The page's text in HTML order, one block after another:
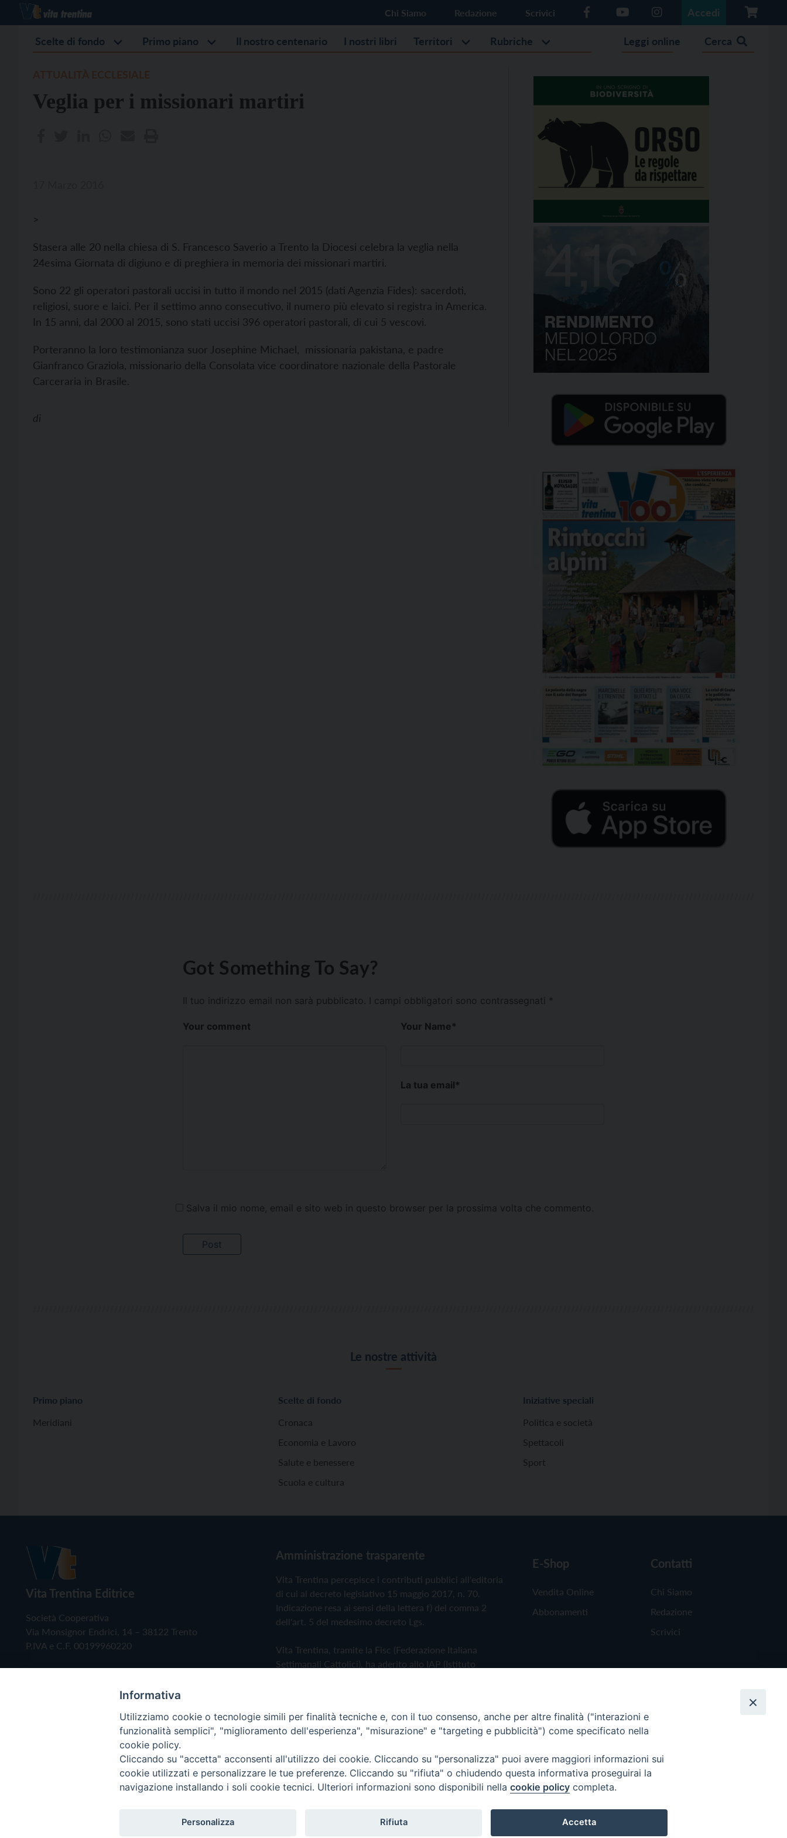
Chi Siamo Redazione Scrivici Accedi
Scelte di fondo Primo piano Il nostro centenario I nostri libri Territori Rubriche Leggi online Cerca
Veglia per i missionari martiri
>
Stasera alle 20 nella chiesa di S. Francesco Saverio a Trento la Diocesi celebra la veglia nella
24esima Giornata di digiuno e di preghiera in memoria dei missionari martiri.
Sono 22 gli operatori pastorali uccisi in tutto il mondo nel 2015 (dati Agenzia Fides): sacerdoti,
religiosi, suore e laici. Per il settimo anno consecutivo, il numero più elevato si registra in America.
In 15 anni, dal 2000 al 2015, sono stati uccisi 396 operatori pastorali, di cui 5 vescovi.
Porteranno la loro testimonianza suor Josephine Michael, missionaria pakistana, e padre
Gianfranco Graziola, missionario della Consolata vice coordinatore nazionale della Pastorale
Carceraria in Brasile.
di
Got Something To Say?
Il tuo indirizzo email non sarà pubblicato. I campi obbligatori sono contrassegnati *
Your comment Your Name*
La tua email*
Salva il mio nome, email e sito web in questo browser per la prossima volta che commento.
Le nostre attività
Primo piano
Meridiani
Scelte di fondo
Cronaca
Economia e Lavoro
Salute e benessere
Scuola e cultura
Iniziative speciali
Politica e società
Spettacoli
Sport
Vita Trentina Editrice
Società Cooperativa
Via Monsignor Endrici, 14 – 38122 Trento
P.IVA e C.F. 00199960220
Amministrazione trasparente
Vita Trentina percepisce i contributi pubblici all'editoria
di cui al decreto legislativo 15 maggio 2017, n. 70.
Indicazione resa ai sensi della lettera f) del comma 2
dell'art. 5 del medesimo decreto Lgs.
Vita Trentina, tramite la Fisc (Federazione Italiana
Settimanali Cattolici), ha aderito allo IAP (Istituto
Privacy Policy Cookie Policy
E-Shop
Vendita Online
Abbonamenti
Contatti
Chi Siamo
Redazione
Scrivici
Copyright © 2019 - Tutti i diritti riservati - Vita Trentina Editrice
Informativa
Utilizziamo cookie o tecnologie simili per finalità tecniche e, con il tuo consenso, anche per altre finalità ("interazioni e
funzionalità semplici", "miglioramento dell'esperienza", "misurazione" e "targeting e pubblicità") come specificato nella
cookie policy.
Cliccando su "accetta" acconsenti all'utilizzo dei cookie. Cliccando su "personalizza" puoi avere maggiori informazioni sui
cookie utilizzati e personalizzare le tue preferenze. Cliccando su "rifiuta" o chiudendo questa informativa proseguirai la
navigazione installando i soli cookie tecnici. Ulteriori informazioni sono disponibili nella cookie policy completa.
Personalizza Rifiuta Accetta